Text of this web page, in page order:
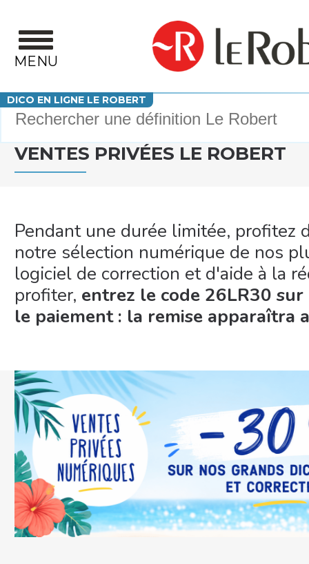
MENU
DICO EN LIGNE LE ROBERT
Votre recherche
VENTES PRIVÉES LE ROBERT
Pendant une durée limitée, profitez
notre sélection numérique de nos
logiciel de correction et d'aide à la
profiter, entrez le code 26LR30
le paiement : la remise apparaîtra